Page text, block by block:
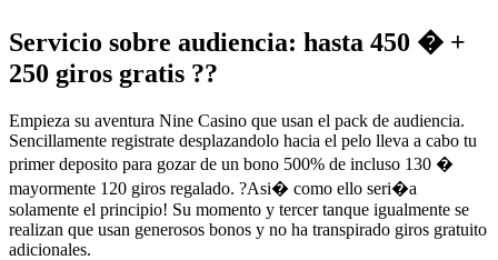
Servicio sobre audiencia: hasta 450 � +
250 giros gratis ??
Empieza su aventura Nine Casino que usan el pack de audiencia.
Sencillamente registrate desplazandolo hacia el pelo lleva a cabo tu
primer deposito para gozar de un bono 500% de incluso 130 �
mayormente 120 giros regalado. ?Asi� como ello seri�a
solamente el principio! Su momento y tercer tanque igualmente se
realizan que usan generosos bonos y no ha transpirado giros gratuito
adicionales.